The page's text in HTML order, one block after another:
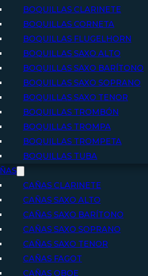
BOQUILLAS CLARINETE
BOQUILLAS CORNETA
BOQUILLAS FLUGELHORN
BOQUILLAS SAXO ALTO
BOQUILLAS SAXO BARÍTONO
BOQUILLAS SAXO SOPRANO
BOQUILLAS SAXO TENOR
BOQUILLAS TROMBÓN
BOQUILLAS TROMPA
BOQUILLAS TROMPETA
BOQUILLAS TUBA
CAÑAS CLARINETE
CAÑAS SAXO ALTO
CAÑAS SAXO BARÍTONO
CAÑAS SAXO SOPRANO
CAÑAS SAXO TENOR
CAÑAS FAGOT
CAÑAS OBOE